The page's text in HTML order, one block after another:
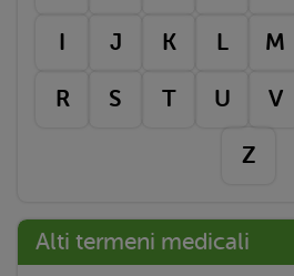
I J K L M
R S T U V
Z
Alti termeni medicali